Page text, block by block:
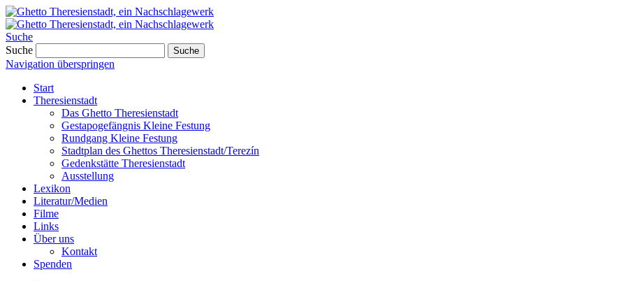
Suche
Suche
Suche
Navigation überspringen
Start
Theresienstadt
Das Ghetto Theresienstadt
Gestapogefängnis Kleine Festung
Rundgang Kleine Festung
Stadtplan des Ghettos Theresienstadt/Terezín
Gedenkstätte Theresienstadt
Ausstellung
Lexikon
Literatur/Medien
Filme
Links
Über uns
Kontakt
Spenden